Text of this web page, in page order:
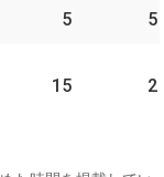
5 5
15 2